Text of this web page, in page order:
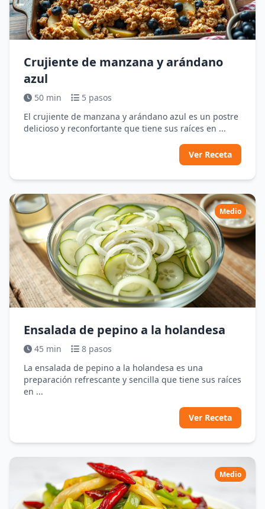
Crujiente de manzana y arándano
azul
50 min
5 pasos
El crujiente de manzana y arándano azul es un postre
delicioso y reconfortante que tiene sus raíces en ...
Ver Receta
Medio
Ensalada de pepino a la holandesa
45 min
8 pasos
La ensalada de pepino a la holandesa es una
preparación refrescante y sencilla que tiene sus raíces
en ...
Ver Receta
Medio